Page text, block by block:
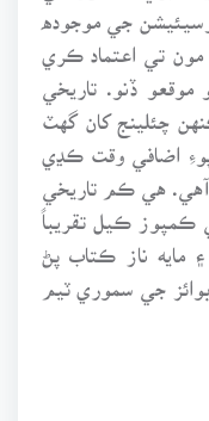
جي موجوده
تي اعتماد ڪري
ڏنو. تاريخي
چئلينج کان گهٽ
اضافي وقت ڪڍي
هي ڪم تاريخي
ڪمپوز ڪيل تقريباً
۽ مايه ناز ڪتاب پڻ
جي سموري ٽيم